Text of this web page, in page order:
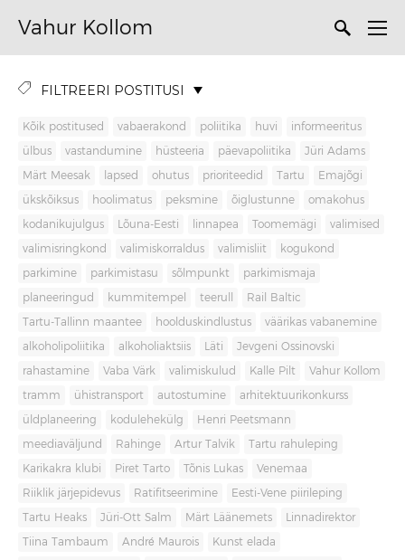
Vahur Kollom
FILTREERI POSTITUSI
Kõik postitused vabaerakond poliitika huvi informeeritus
ülbus vastandumine hüsteeria päevapoliitika Jüri Adams
Märt Meesak lapsed ohutus prioriteedid Tartu Emajõgi
ükskõiksus hoolimatus peksmine õiglustunne omakohus
kodanikujulgus Lõuna-Eesti linnapea Toomemägi valimised
valimisringkond valimiskorraldus valimisliit kogukond
parkimine parkimistasu sõlmpunkt parkimismaja
planeeringud kummitempel teerull Rail Baltic
Tartu-Tallinn maantee hoolduskindlustus väärikas vabanemine
alkoholipoliitika alkoholiaktsiis Läti Jevgeni Ossinovski
rahastamine Vaba Värk valimiskulud Kalle Pilt Vahur Kollom
tramm ühistransport autostumine arhitektuurikonkurss
üldplaneering kodulehekülg Henri Peetsmann
meediaväljund Rahinge Artur Talvik Tartu rahuleping
Karikakra klubi Piret Tarto Tõnis Lukas Venemaa
Riiklik järjepidevus Ratifitseerimine Eesti-Vene piirileping
Tartu Heaks Jüri-Ott Salm Märt Läänemets Linnadirektor
Tiina Tambaum André Maurois Kunst elada